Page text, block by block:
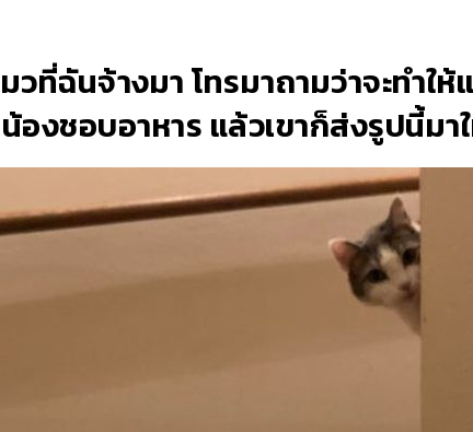
วที่ฉันจ้างมา โทรมาถามว่าจะทำใ
องชอบอาหาร แล้วเขาก็ส่งรูปนี้มา